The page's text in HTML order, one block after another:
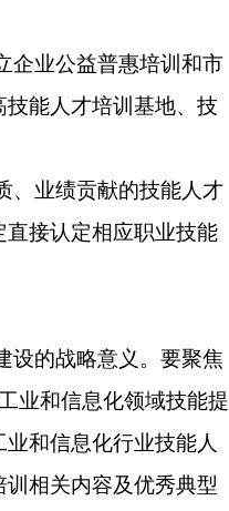
企业公益普惠培训和市
能人才培训基地、技
、业绩贡献的技能人才
接认定相应职业技能
设的战略意义。要聚焦
业和信息化领域技能提
和信息化行业技能人
相关内容及优秀典型